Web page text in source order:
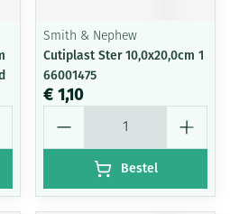
Smith & Nephew
Cutiplast Ster 10,0x20,0cm 1
66001475
€ 1,10
Bestel